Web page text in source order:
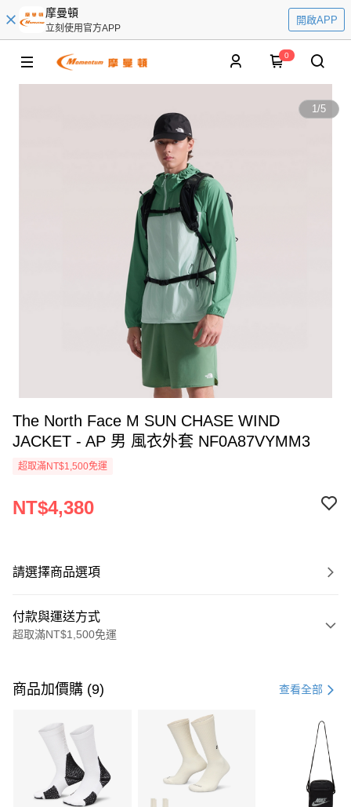
摩曼頓
立刻使用官方APP
開啟APP
0
1/5
The North Face M SUN CHASE WIND
JACKET - AP 男 風衣外套 NF0A87VYMM3
超取滿NT$1,500免運
NT$4,380
請選擇商品選項
付款與運送方式
超取滿NT$1,500免運
信用卡一次付款
3 期 0 利率 每期 21家銀行
合作金庫商業銀行
第一商業銀行
華南商業銀行
彰化商業銀行
上海商業儲蓄銀行
Apple Pay
商品加價購 (9) 查看全部